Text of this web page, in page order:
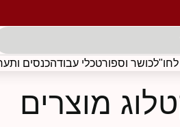
כושר וספורטכלי עבודהכנסים
מוצרים